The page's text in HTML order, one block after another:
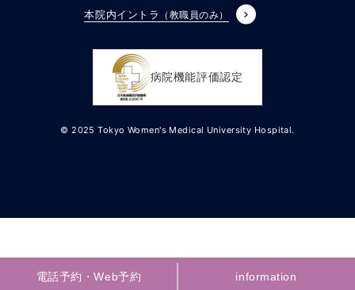
電話予約・Web予約 information
電話予約・Web予約 information
本院内イントラ （教職員のみ）
病院機能評価認定
© 2025 Tokyo Women's Medical University Hospital.